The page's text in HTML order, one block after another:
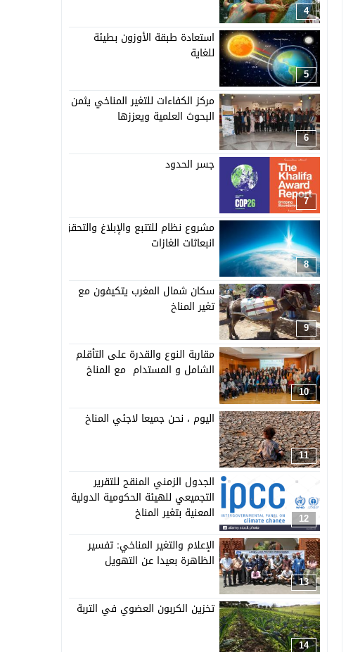
4
5
استعادة طبقة الأوزون بطيئة
للغاية
6
مركز الكفاءات للتغير المناخي يثمن
البحوث العلمية ويعززها
7
جسر الحدود
8
مشروع نظام للتتبع والإبلاغ والتحقق من
انبعاثات الغازات
9
سكان شمال المغرب يتكيفون مع
تغير المناخ
10
مقاربة النوع والقدرة على التأقلم
الشامل و المستدام مع المناخ
11
اليوم ، نحن جميعا لاجئي المناخ
12
الجدول الزمني المنقح للتقرير
التجميعي للهيئة الحكومية الدولية
المعنية بتغير المناخ
13
الإعلام والتغير المناخي: تفسير
الظاهرة بعيدا عن التهويل
14
تخزين الكربون العضوي في التربة